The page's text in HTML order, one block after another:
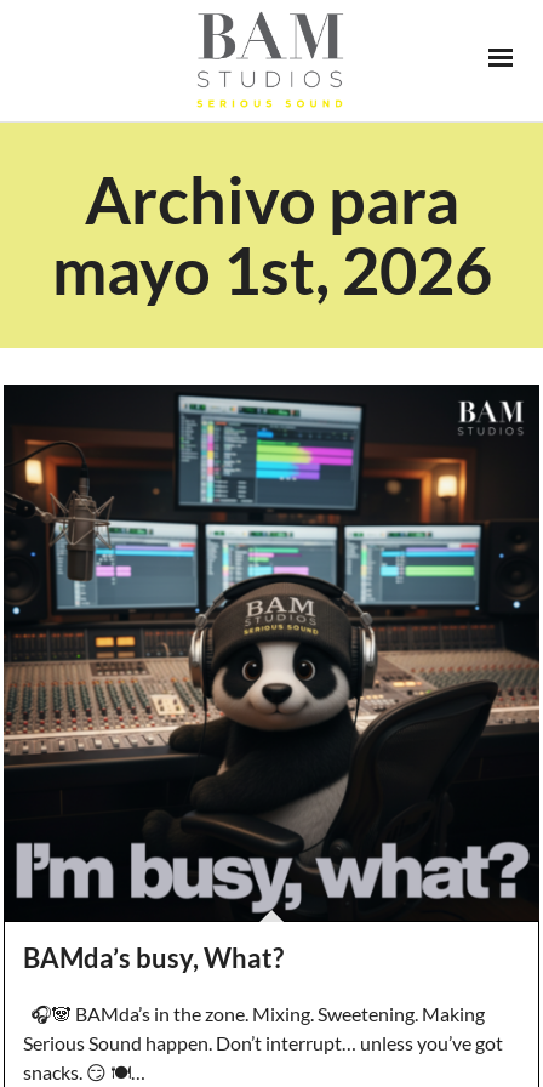
Archivo para
mayo 1st, 2026
BAMda’s busy, What?
🎧🐼 BAMda’s in the zone. Mixing. Sweetening. Making
Serious Sound happen. Don’t interrupt… unless you’ve got
snacks. 😏 🍽️…